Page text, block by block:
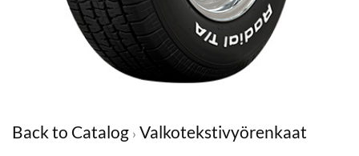
Back to Catalog Valkotekstivyörenkaat